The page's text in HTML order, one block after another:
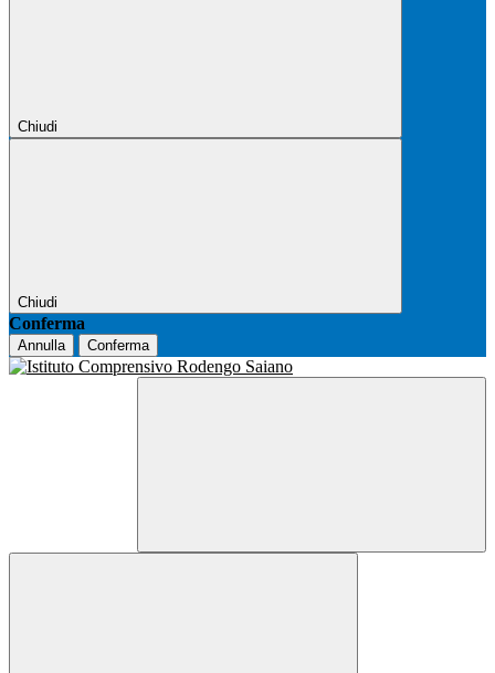
Chiudi
Chiudi
Conferma
Annulla Conferma